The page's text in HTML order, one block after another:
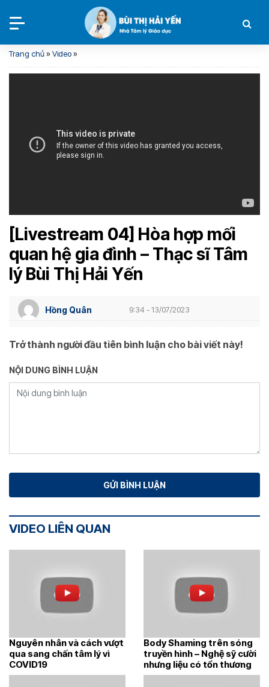
Trang chủ» Video»
[Livestream 04] Hòa hợp mối
quan hệ gia đình – Thạc sĩ Tâm
lý Bùi Thị Hải Yến
Hồng Quân 9:34 - 13/07/2023
Trở thành người đầu tiên bình luận cho bài viết này!
NỘI DUNG BÌNH LUẬN
VIDEO LIÊN QUAN
Nguyên nhân và cách vượt
qua sang chấn tâm lý vì
COVID19
Body Shaming trên sóng
truyền hình – Nghệ sỹ cười
nhưng liệu có tổn thương